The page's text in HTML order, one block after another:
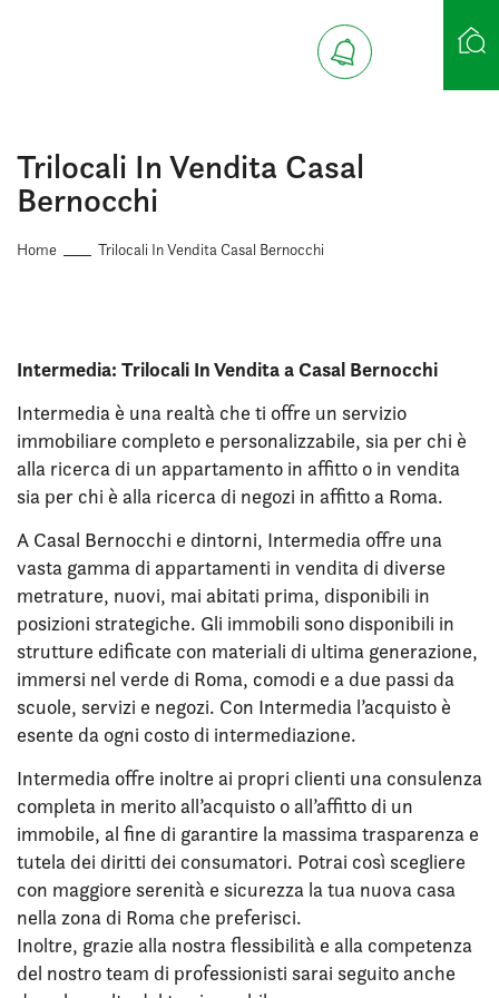
Trilocali In Vendita Casal
Bernocchi
Home Trilocali In Vendita Casal Bernocchi
Intermedia: Trilocali In Vendita a Casal Bernocchi
Intermedia è una realtà che ti offre un servizio
immobiliare completo e personalizzabile, sia per chi è
alla ricerca di un appartamento in affitto o in vendita
sia per chi è alla ricerca di negozi in affitto a Roma.
A Casal Bernocchi e dintorni, Intermedia offre una
vasta gamma di appartamenti in vendita di diverse
metrature, nuovi, mai abitati prima, disponibili in
posizioni strategiche. Gli immobili sono disponibili in
strutture edificate con materiali di ultima generazione,
immersi nel verde di Roma, comodi e a due passi da
scuole, servizi e negozi. Con Intermedia l’acquisto è
esente da ogni costo di intermediazione.
Intermedia offre inoltre ai propri clienti una consulenza
completa in merito all’acquisto o all’affitto di un
immobile, al fine di garantire la massima trasparenza e
tutela dei diritti dei consumatori. Potrai così scegliere
con maggiore serenità e sicurezza la tua nuova casa
nella zona di Roma che preferisci.
Inoltre, grazie alla nostra flessibilità e alla competenza
del nostro team di professionisti sarai seguito anche